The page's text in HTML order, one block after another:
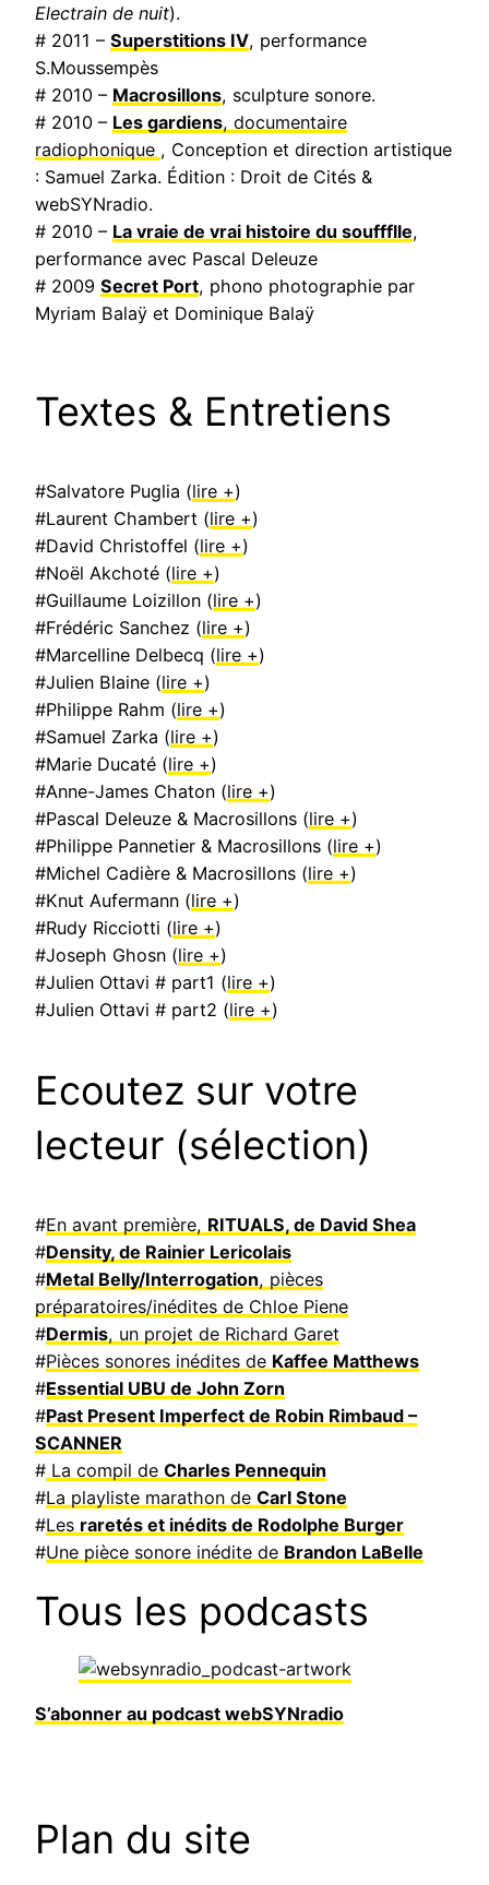
Electrain de nuit).
# 2011 – Superstitions IV, performance
S.Moussempès
# 2010 – Macrosillons, sculpture sonore.
# 2010 – Les gardiens, documentaire
radiophonique , Conception et direction artistique
: Samuel Zarka. Édition : Droit de Cités &
webSYNradio.
# 2010 – La vraie de vrai histoire du souffflle,
performance avec Pascal Deleuze
# 2009 Secret Port, phono photographie par
Myriam Balaÿ et Dominique Balaÿ
Textes & Entretiens
#Salvatore Puglia (lire +)
#Laurent Chambert (lire +)
#David Christoffel (lire +)
#Noël Akchoté (lire +)
#Guillaume Loizillon (lire +)
#Frédéric Sanchez (lire +)
#Marcelline Delbecq (lire +)
#Julien Blaine (lire +)
#Philippe Rahm (lire +)
#Samuel Zarka (lire +)
#Marie Ducaté (lire +)
#Anne-James Chaton (lire +)
#Pascal Deleuze & Macrosillons (lire +)
#Philippe Pannetier & Macrosillons (lire +)
#Michel Cadière & Macrosillons (lire +)
#Knut Aufermann (lire +)
#Rudy Ricciotti (lire +)
#Joseph Ghosn (lire +)
#Julien Ottavi # part1 (lire +)
#Julien Ottavi # part2 (lire +)
Ecoutez sur votre
lecteur (sélection)
#En avant première, RITUALS, de David Shea
#Density, de Rainier Lericolais
#Metal Belly/Interrogation, pièces
préparatoires/inédites de Chloe Piene
#Dermis, un projet de Richard Garet
#Pièces sonores inédites de Kaffee Matthews
#Essential UBU de John Zorn
#Past Present Imperfect de Robin Rimbaud –
SCANNER
# La compil de Charles Pennequin
#La playliste marathon de Carl Stone
#Les raretés et inédits de Rodolphe Burger
#Une pièce sonore inédite de Brandon LaBelle
Tous les podcasts
S’abonner au podcast webSYNradio
Plan du site